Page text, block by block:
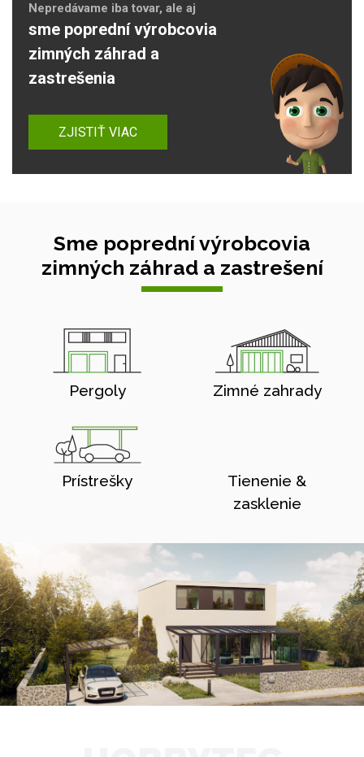
Nepredávame iba tovar, ale aj
sme poprední výrobcovia
zimných záhrad a
zastrešenia
ZJISTIŤ VIAC
Sme poprední výrobcovia
zimných záhrad a zastrešení
Pergoly Zimné zahrady
Prístrešky
Tienenie &
zasklenie